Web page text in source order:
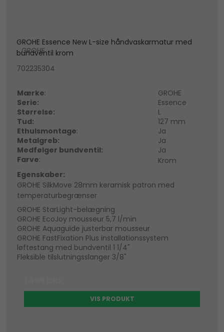
GROHE Essence New L-size håndvaskarmatur med
bundventil krom
GROHE
702235304
Mærke:
GROHE
Serie:
Essence
Størrelse:
L
Tud:
127 mm
Ethulsmontage:
Ja
Metalgreb:
Ja
Medfølger bundventil:
Ja
Farve:
Krom
Egenskaber:
GROHE SilkMove 28mm keramisk patron med
temperaturbegrænser
GROHE StarLight-belægning
GROHE EcoJoy mousseur 5,7 l/min
GROHE Aquaguide justerbar mousseur
GROHE FastFixation Plus installationssystem
løftestang med bundventil 1 1/4"
Fleksible tilslutningsslanger 3/8"
VIS PRODUKT